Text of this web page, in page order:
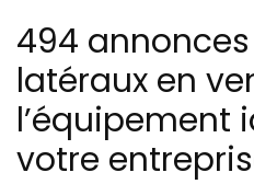
494
latéraux en
l’équipement
votre